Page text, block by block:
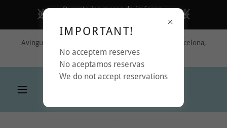
Durante los meses de invierno,
pregunte por nuestro vino caliente.
Avinguda De Francesc Ferrer I Guàrdia, 08038 Barcelona,
Barcelona, Spain
IMPORTANT!
No acceptem reserves
No aceptamos reservas
We do not accept reservations